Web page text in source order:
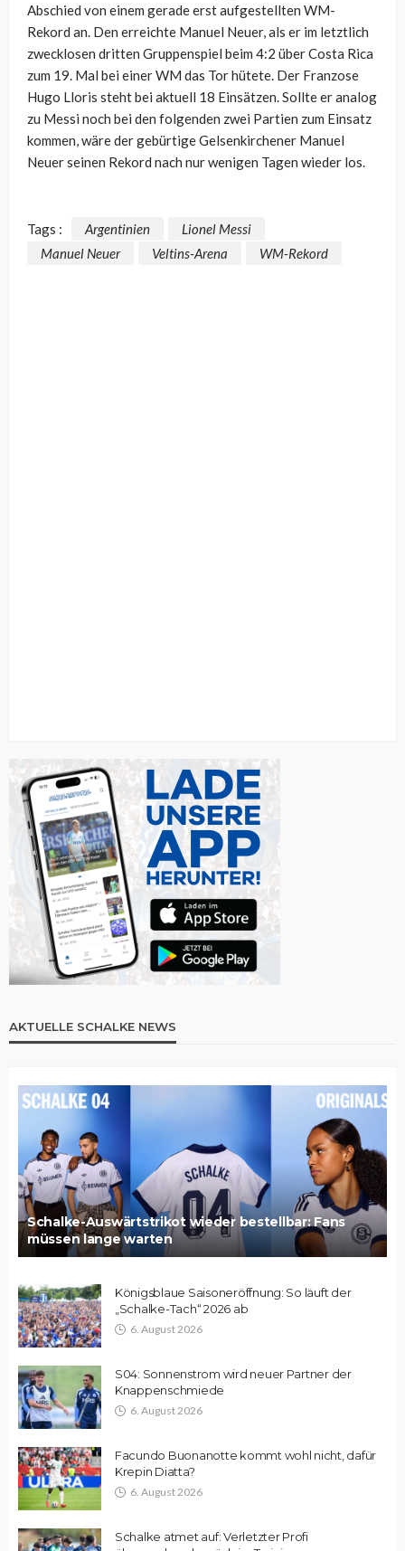
Abschied von einem gerade erst aufgestellten WM-
Rekord an. Den erreichte Manuel Neuer, als er im letztlich
zwecklosen dritten Gruppenspiel beim 4:2 über Costa Rica
zum 19. Mal bei einer WM das Tor hütete. Der Franzose
Hugo Lloris steht bei aktuell 18 Einsätzen. Sollte er analog
zu Messi noch bei den folgenden zwei Partien zum Einsatz
kommen, wäre der gebürtige Gelsenkirchener Manuel
Neuer seinen Rekord nach nur wenigen Tagen wieder los.
Tags : Argentinien
Lionel Messi
Manuel Neuer
Veltins-Arena WM-Rekord
AKTUELLE SCHALKE NEWS
Schalke-Auswärtstrikot wieder bestellbar: Fans
müssen lange warten
Königsblaue Saisoneröffnung: So läuft der
„Schalke-Tach“ 2026 ab
6. August 2026
S04: Sonnenstrom wird neuer Partner der
Knappenschmiede
6. August 2026
Facundo Buonanotte kommt wohl nicht, dafür
Krepin Diatta?
6. August 2026
Schalke atmet auf: Verletzter Profi